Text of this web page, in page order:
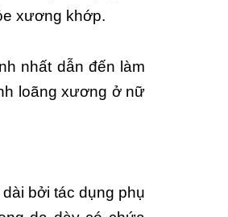
xương khớp.
nhất dẫn đến làm
loãng xương ở nữ
bởi tác dụng phụ